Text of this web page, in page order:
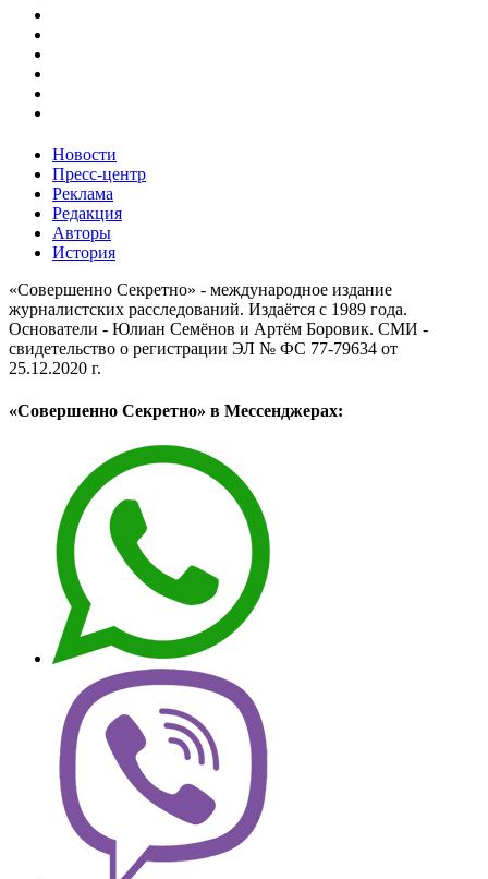
Новости
Пресс-центр
Реклама
Редакция
Авторы
История
«Совершенно Секретно» - международное издание
журналистских расследований. Издаётся с 1989 года.
Основатели - Юлиан Семёнов и Артём Боровик. CМИ -
свидетельство о регистрации ЭЛ № ФС 77-79634 от
25.12.2020 г.
«Совершенно Секретно» в Мессенджерах: